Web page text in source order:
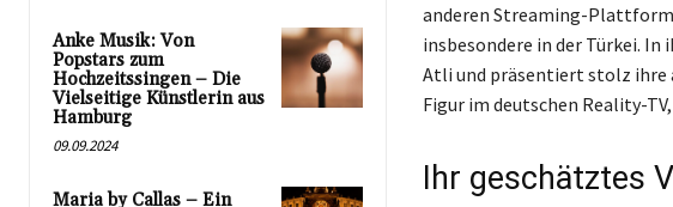
Anke Musik: Von
Popstars zum
Hochzeitssingen – Die
Vielseitige Künstlerin aus
Hamburg
09.09.2024
Maria by Callas – Ein
anderen Streaming-
insbesondere in der Türkei.
Atli und präsentiert stolz ihre
Figur im deutschen Reality-
Ihr geschätztes